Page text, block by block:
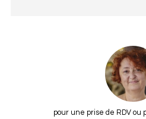
pour une prise de RDV ou